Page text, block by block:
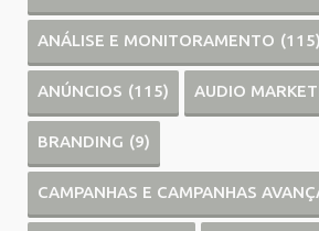
ANÁLISE E MONITORAMENTO (115)
ANÚNCIOS (115) AUDIO
BRANDING (9)
CAMPANHAS E CAMPANHAS